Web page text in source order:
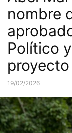
nombre
Político
19/02/2026